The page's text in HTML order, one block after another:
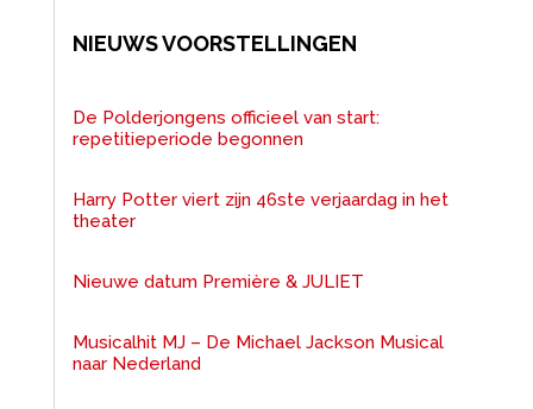
NIEUWS VOORSTELLINGEN
De Polderjongens officieel van start:
repetitieperiode begonnen
Harry Potter viert zijn 46ste verjaardag in het
theater
Nieuwe datum Première & JULIET
Musicalhit MJ – De Michael Jackson Musical
naar Nederland